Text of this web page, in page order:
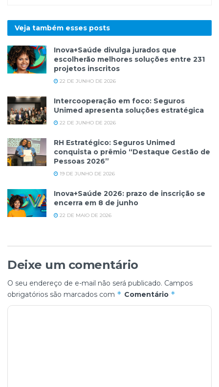
Veja também esses posts
Inova+Saúde divulga jurados que
escolherão melhores soluções entre 231
projetos inscritos
22 DE JUNHO DE 2026
Intercooperação em foco: Seguros
Unimed apresenta soluções estratégica
22 DE JUNHO DE 2026
RH Estratégico: Seguros Unimed
conquista o prêmio “Destaque Gestão de
Pessoas 2026”
19 DE JUNHO DE 2026
Inova+Saúde 2026: prazo de inscrição se
encerra em 8 de junho
22 DE MAIO DE 2026
Deixe um comentário
O seu endereço de e-mail não será publicado. Campos
obrigatórios são marcados com * Comentário *